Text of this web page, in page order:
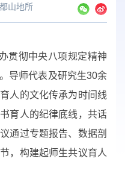
山地所
彻中央八项规定精神
导师代表及研究生30余
人的文化传承为时间线
育人的纪律底线，共话
通过专题报告、数据剖
，构建起师生共议育人